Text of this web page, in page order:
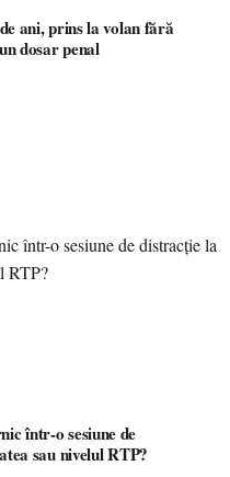
ani, prins la volan fără
dosar penal
într-o sesiune de
sau nivelul RTP?